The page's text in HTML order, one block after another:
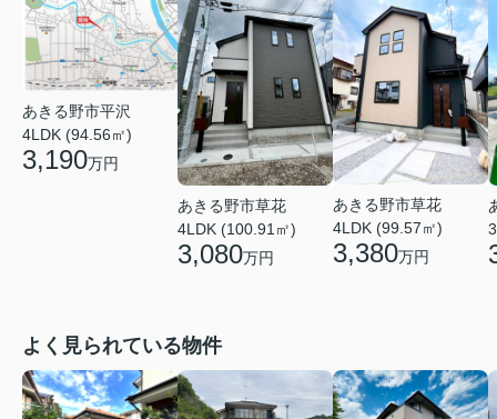
あきる野市平沢
4LDK (94.56㎡)
3,190万円
あきる野市草花
4LDK (100.91㎡)
3,080万円
あきる野市草花
4LDK (99.57㎡)
3,380万円
よく見られている物件